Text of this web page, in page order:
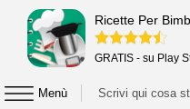
Ricette Per
GRATIS - su Play
Menù